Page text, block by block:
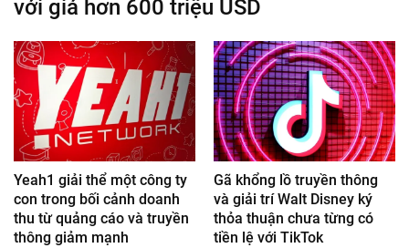
với giá hơn 600 triệu USD
Yeah1 giải thể một công ty
con trong bối cảnh doanh
thu từ quảng cáo và truyền
thông giảm mạnh
Gã khổng lồ truyền thông
và giải trí Walt Disney ký
thỏa thuận chưa từng có
tiền lệ với TikTok